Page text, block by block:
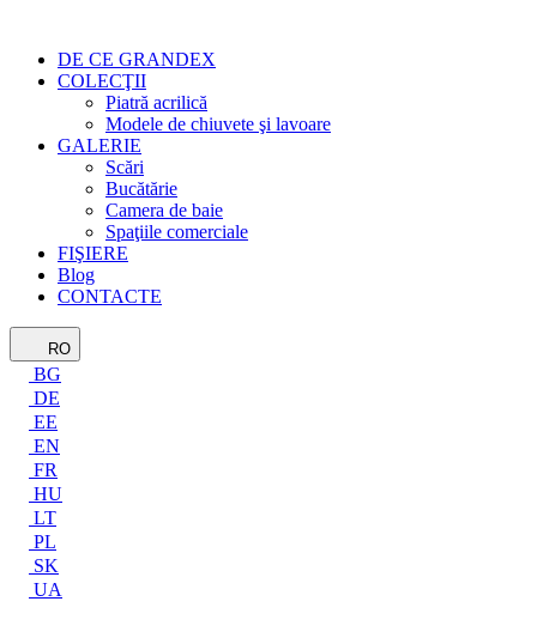
DE CE GRANDEX
COLECŢII
Piatră acrilică
Modele de chiuvete şi lavoare
GALERIE
Scări
Bucătărie
Camera de baie
Spaţiile comerciale
FIŞIERE
Blog
CONTACTE
RO
BG
DE
EE
EN
FR
HU
LT
PL
SK
UA